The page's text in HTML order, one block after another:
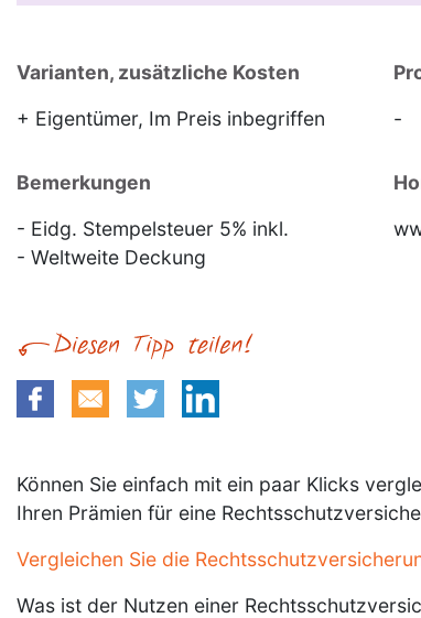
Varianten, zusätzliche Kosten
+ Eigentümer, Im Preis inbegriffen
-
Bemerkungen
- Eidg. Stempelsteuer 5% inkl.
- Weltweite Deckung
Können Sie einfach mit ein paar Klicks
Ihren Prämien für eine
Vergleichen Sie die
Was ist der Nutzen einer